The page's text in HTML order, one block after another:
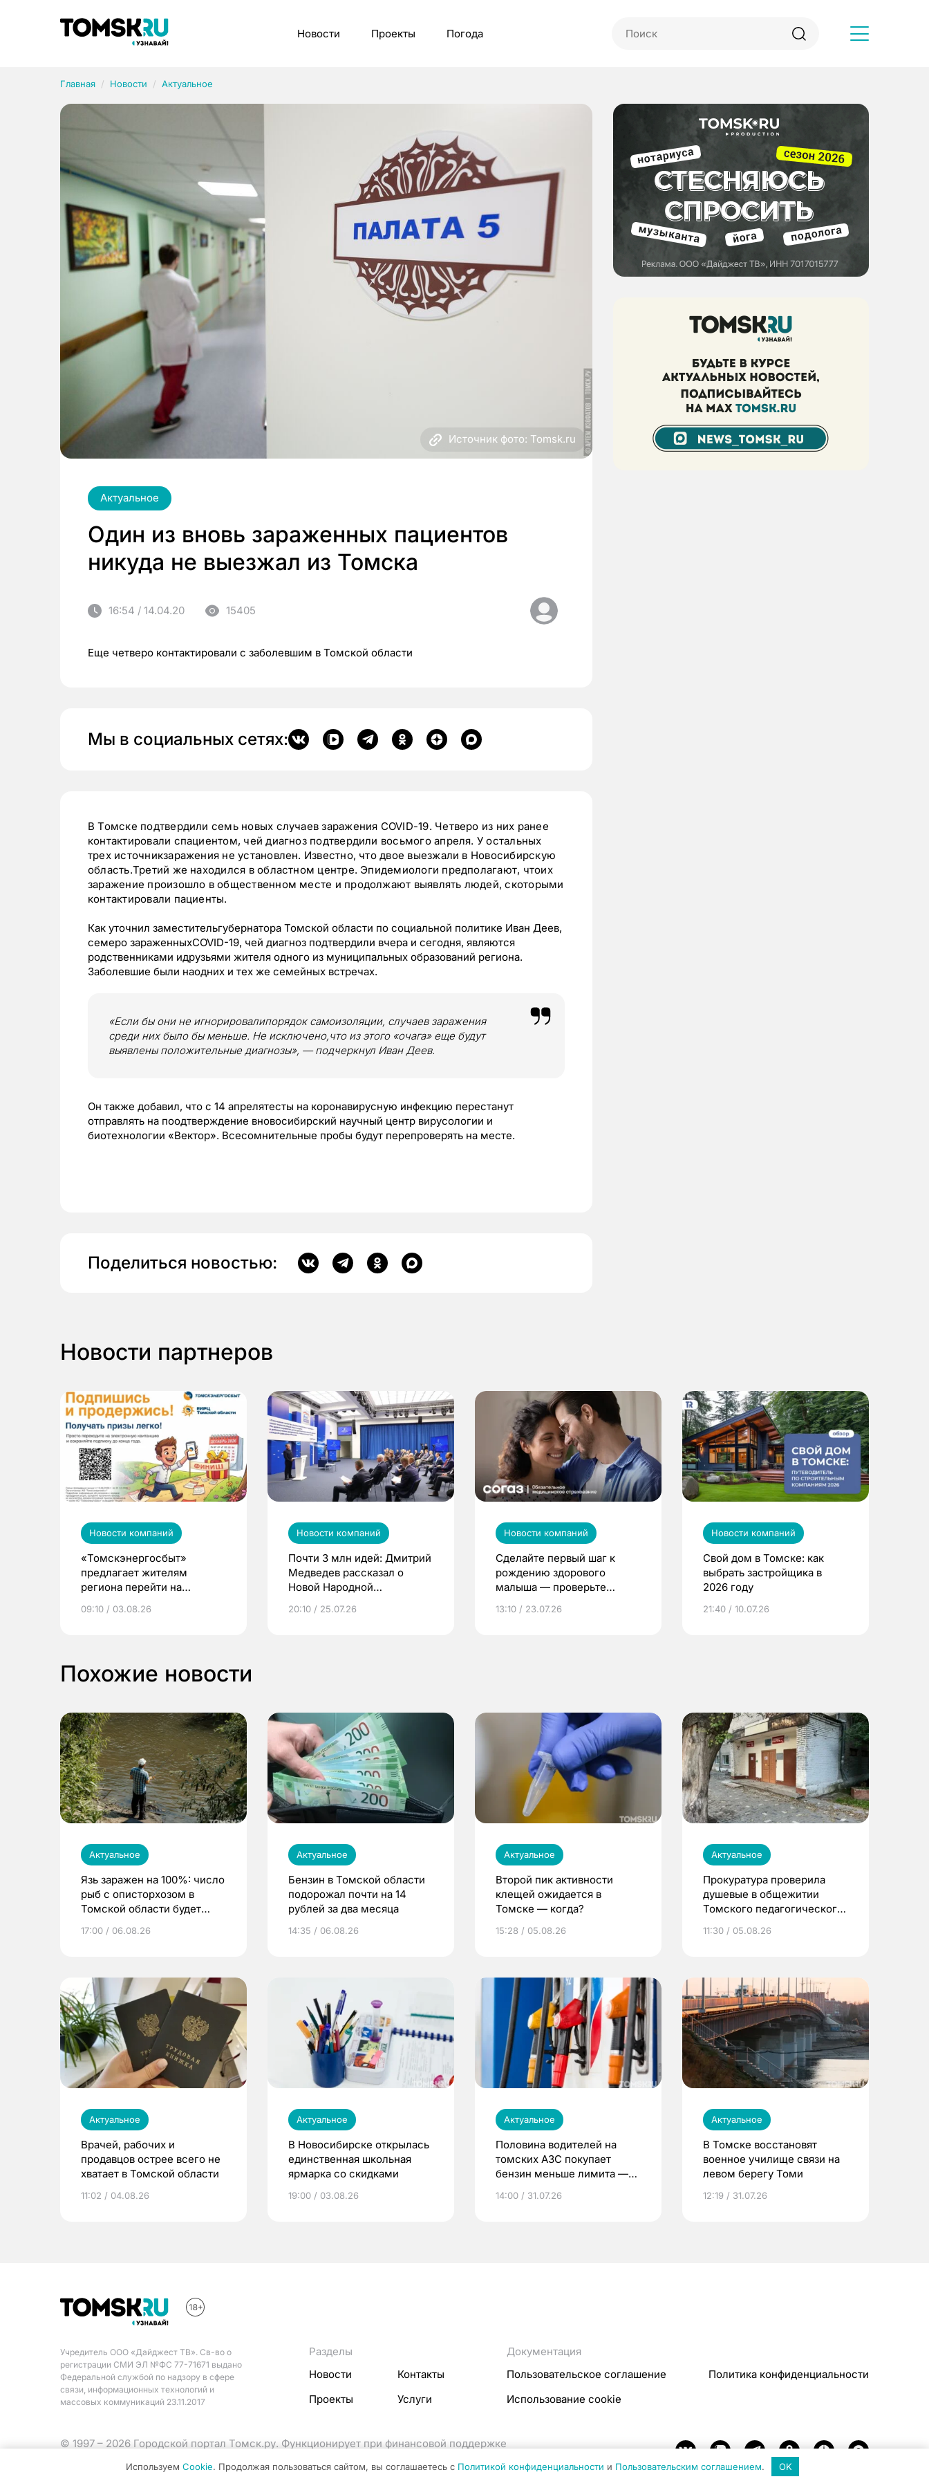
Новости Проекты Погода
Главная Новости Актуальное
Источник фото: Tomsk.ru
Актуальное
Один из вновь зараженных пациентов
никуда не выезжал из Томска
16:54 / 14.04.20 15405
Еще четверо контактировали с заболевшим в Томской области
Мы в социальных сетях:
В Томске подтвердили семь новых случаев заражения COVID-19. Четверо из них ранее
контактировали спациентом, чей диагноз подтвердили восьмого апреля. У остальных
трех источникзаражения не установлен. Известно, что двое выезжали в Новосибирскую
область.Третий же находился в областном центре. Эпидемиологи предполагают, чтоих
заражение произошло в общественном месте и продолжают выявлять людей, скоторыми
контактировали пациенты.
Как уточнил заместительгубернатора Томской области по социальной политике Иван Деев,
семеро зараженныхCOVID-19, чей диагноз подтвердили вчера и сегодня, являются
родственниками идрузьями жителя одного из муниципальных образований региона.
Заболевшие были наодних и тех же семейных встречах.
«Если бы они не игнорировалипорядок самоизоляции, случаев заражения
среди них было бы меньше. Не исключено,что из этого «очага» еще будут
выявлены положительные диагнозы», —подчеркнул Иван Деев.
Он также добавил, что с 14 апрелятесты на коронавирусную инфекцию перестанут
отправлять на поодтверждение вновосибирский научный центр вирусологии и
биотехнологии «Вектор». Всесомнительные пробы будут перепроверять на месте.
Поделиться новостью:
Новости партнеров
Новости компаний
«Томскэнергосбыт»
предлагает жителям
региона перейти на
выиграть призы
09:10 / 03.08.26
Новости компаний
Почти 3 млн идей: Дмитрий
Медведев рассказал о
Новой Народной
20:10 / 25.07.26
Новости компаний
Сделайте первый шаг к
рождению здорового
малыша — проверьте
по ОМС!
13:10 / 23.07.26
Новости компаний
Свой дом в Томске: как
выбрать застройщика в
2026 году
21:40 / 10.07.26
Похожие новости
Актуальное
Язь заражен на 100%: число
рыб с описторхозом в
Томской области будет
17:00 / 06.08.26
Актуальное
Бензин в Томской области
подорожал почти на 14
рублей за два месяца
14:35 / 06.08.26
Актуальное
Второй пик активности
клещей ожидается в
Томске — когда?
15:28 / 05.08.26
Актуальное
Прокуратура проверила
душевые в общежитии
Томского педагогического
11:30 / 05.08.26
Актуальное
Врачей, рабочих и
продавцов острее всего не
хватает в Томской области
11:02 / 04.08.26
Актуальное
В Новосибирске открылась
единственная школьная
ярмарка со скидками
19:00 / 03.08.26
Актуальное
Половина водителей на
томских АЗС покупает
бензин меньше лимита —
14:00 / 31.07.26
Актуальное
В Томске восстановят
военное училище связи на
левом берегу Томи
12:19 / 31.07.26
Учредитель ООО «Дайджест ТВ». Св-во о
регистрации СМИ ЭЛ №ФС 77-71671 выдано
Федеральной службой по надзору в сфере
связи, информационных технологий и
массовых коммуникаций 23.11.2017
Разделы
Новости
Контакты
Проекты
Услуги
Документация
Пользовательское соглашение
Политика конфиденциальности
Использование cookie
© 1997 – 2026 Городской портал Томск.ру. Функционирует при финансовой поддержке
Рубрики
Используем Cookie. Продолжая пользоваться сайтом, вы соглашаетесь с Политикой конфиденциальности и Пользовательским соглашением. OK